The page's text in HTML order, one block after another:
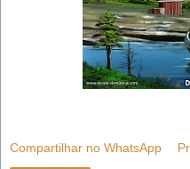
Compartilhar no WhatsApp